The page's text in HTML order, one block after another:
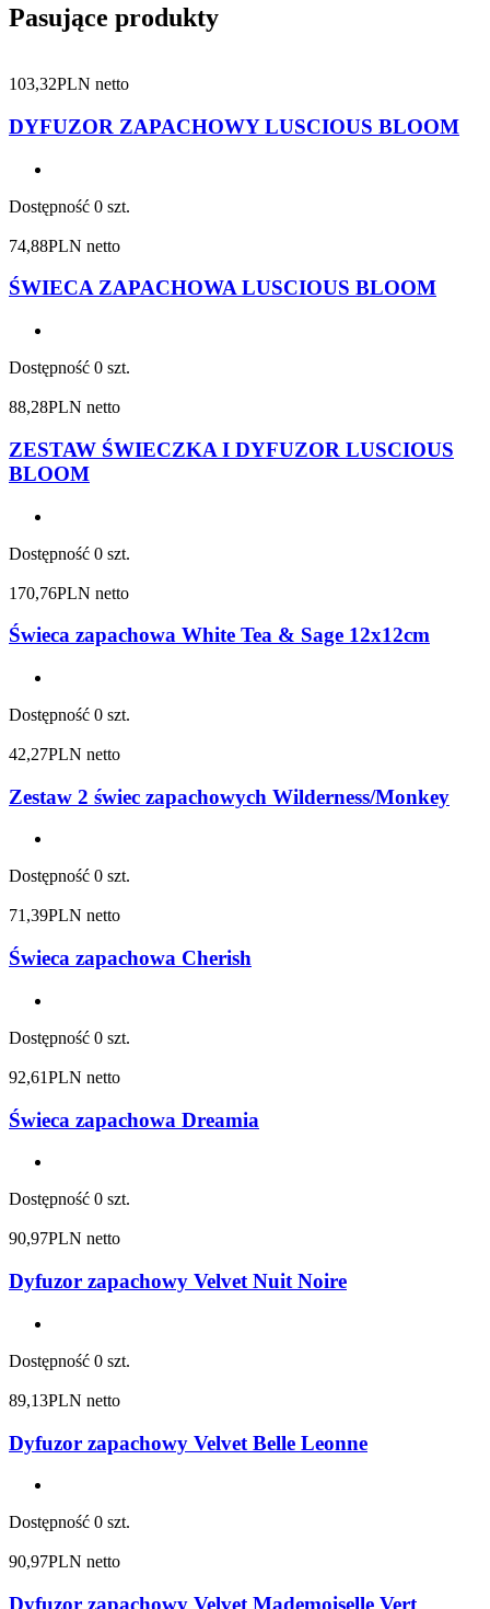
Pasujące produkty
103,32PLN netto
DYFUZOR ZAPACHOWY LUSCIOUS BLOOM
Dostępność 0 szt.
74,88PLN netto
ŚWIECA ZAPACHOWA LUSCIOUS BLOOM
Dostępność 0 szt.
88,28PLN netto
ZESTAW ŚWIECZKA I DYFUZOR LUSCIOUS
BLOOM
Dostępność 0 szt.
170,76PLN netto
Świeca zapachowa White Tea & Sage 12x12cm
Dostępność 0 szt.
42,27PLN netto
Zestaw 2 świec zapachowych Wilderness/Monkey
Dostępność 0 szt.
71,39PLN netto
Świeca zapachowa Cherish
Dostępność 0 szt.
92,61PLN netto
Świeca zapachowa Dreamia
Dostępność 0 szt.
90,97PLN netto
Dyfuzor zapachowy Velvet Nuit Noire
Dostępność 0 szt.
89,13PLN netto
Dyfuzor zapachowy Velvet Belle Leonne
Dostępność 0 szt.
90,97PLN netto
Dyfuzor zapachowy Velvet Mademoiselle Vert